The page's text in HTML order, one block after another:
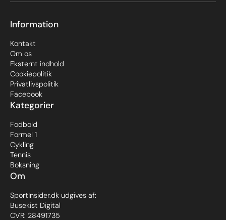
Om
SportInsider.dk udgives af:
Busekist Digital
CVR: 28491735
Kategorier
Fodbold
Formel 1
Cykling
Tennis
Boksning
Information
Kontakt
Om os
Eksternt indhold
Cookiepolitik
Privatlivspolitik
Facebook